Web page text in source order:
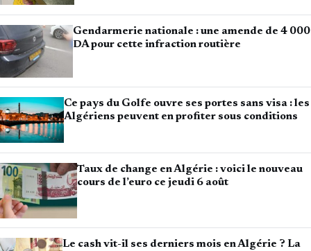
Gendarmerie nationale : une amende de 4 000
DA pour cette infraction routière
Ce pays du Golfe ouvre ses portes sans visa : les
Algériens peuvent en profiter sous conditions
Taux de change en Algérie : voici le nouveau
cours de l’euro ce jeudi 6 août
Le cash vit-il ses derniers mois en Algérie ? La